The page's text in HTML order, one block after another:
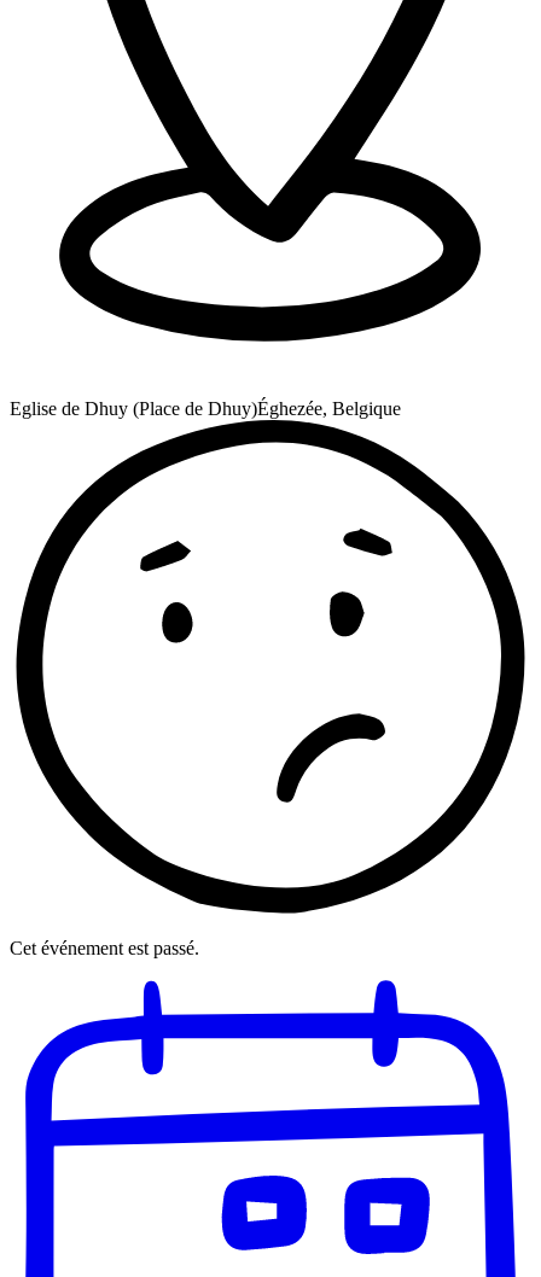
Eglise de Dhuy (Place de Dhuy)Éghezée, Belgique
Cet événement est passé.